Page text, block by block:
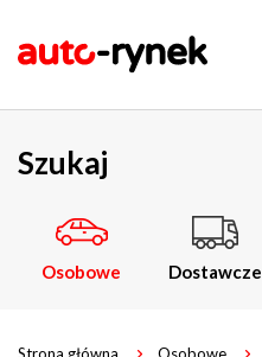
Szukaj
Osobowe Dostawcze